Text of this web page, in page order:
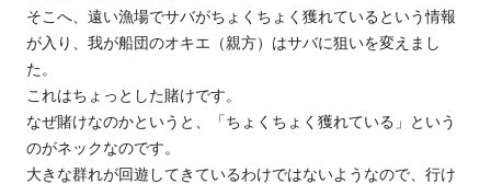
そこへ、遠い漁場でサバがちょくちょく獲れているという情報
が入り、我が船団のオキエ（親方）はサバに狙いを変えまし
た。
これはちょっとした賭けです。
なぜ賭けなのかというと、「ちょくちょく獲れている」という
のがネックなのです。
大きな群れが回遊してきているわけではないようなので、行け